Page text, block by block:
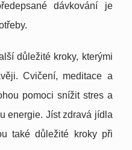
dávkování je
důležité kroky, kterými
Cvičení, meditace a
pomoci snížit stres a
energie. Jíst zdravá jídla
také důležité kroky při